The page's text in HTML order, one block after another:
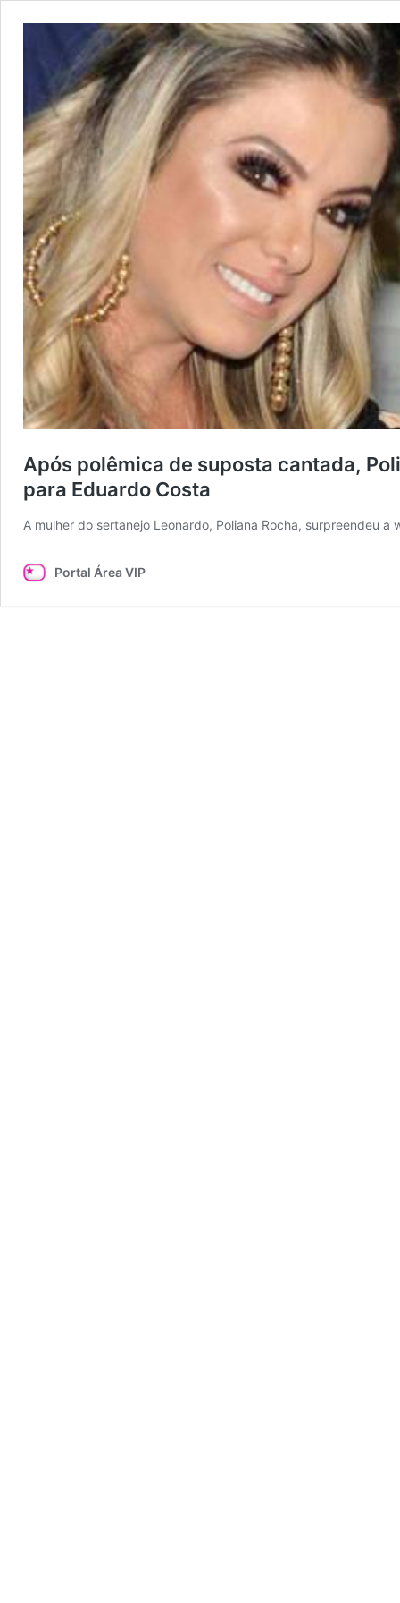
Após polêmica de suposta cantada,
para Eduardo Costa
A mulher do sertanejo Leonardo, Poliana Rocha, surpreendeu
Portal Área VIP